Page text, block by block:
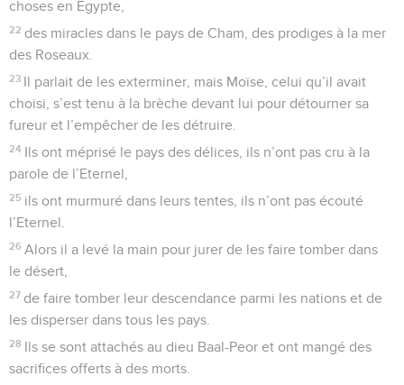
choses en Egypte,
22 des miracles dans le pays de Cham, des prodiges à la mer
des Roseaux.
23 Il parlait de les exterminer, mais Moïse, celui qu’il avait
choisi, s’est tenu à la brèche devant lui pour détourner sa
fureur et l’empêcher de les détruire.
24 Ils ont méprisé le pays des délices, ils n’ont pas cru à la
parole de l’Eternel,
25 ils ont murmuré dans leurs tentes, ils n’ont pas écouté
l’Eternel.
26 Alors il a levé la main pour jurer de les faire tomber dans
le désert,
27 de faire tomber leur descendance parmi les nations et de
les disperser dans tous les pays.
28 Ils se sont attachés au dieu Baal-Peor et ont mangé des
sacrifices offerts à des morts.